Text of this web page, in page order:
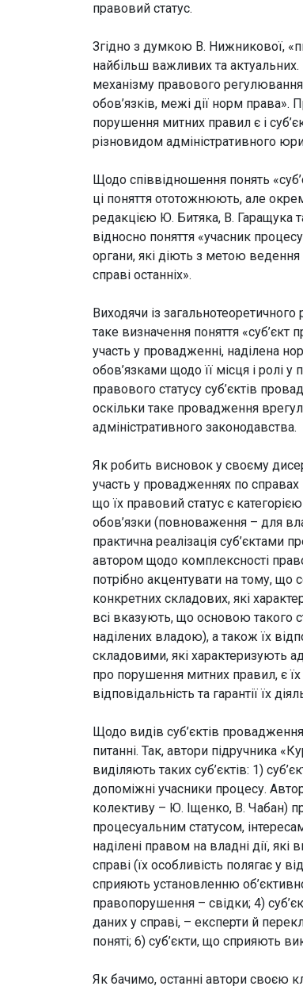
правовий статус.
Згідно з думкою В. Нижникової,
найбільш важливих та
механізму правового
обов’язків, межі дії норм
порушення митних правил є і
різновидом адміністративного
Щодо співвідношення понять
ці поняття ототожнюють, але
редакцією Ю. Битяка, В. Гаращука
відносно поняття «учасник
органи, які діють з метою
справі останніх».
Виходячи із
таке визначення поняття
участь у провадженні, наділена
обов’язками щодо її місця і ролі
правового статусу суб’єктів
оскільки таке провадження
адміністративного законодавства.
Як робить висновок у своєму
участь у провадженнях по
що їх правовий статус є
обов’язки (повноваження – для
практична реалізація суб’єктами
автором щодо комплексності
потрібно акцентувати на тому, що
конкретних складових, які
всі вказують, що основою такого
наділених владою), а також їх
складовими, які характеризують
про порушення митних правил, є
відповідальність та гарантії їх
Щодо видів суб’єктів
питанні. Так, автори підручника
виділяють таких суб’єктів: 1)
допоміжні учасники процесу.
колективу – Ю. Іщенко, В. Чабан)
процесуальним статусом,
наділені правом на владні дії,
справі (їх особливість полягає у
сприяють установленню
правопорушення – свідки; 4)
даних у справі, – експерти й
поняті; 6) суб’єкти, що сприяють
Як бачимо, останні автори своєю